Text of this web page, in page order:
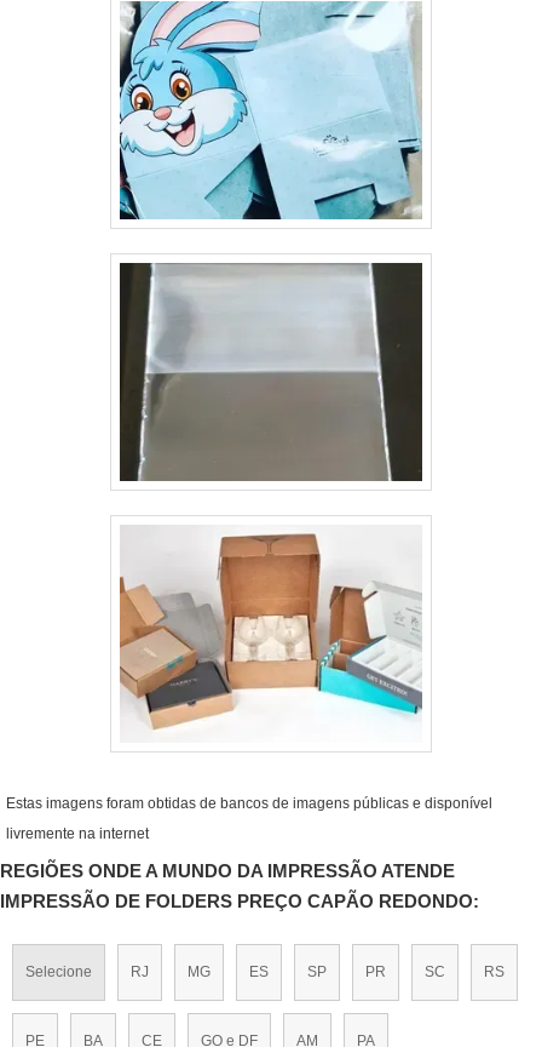
Estas imagens foram obtidas de bancos de imagens públicas e disponível
livremente na internet
REGIÕES ONDE A MUNDO DA IMPRESSÃO ATENDE
IMPRESSÃO DE FOLDERS PREÇO CAPÃO REDONDO:
Selecione RJ MG ES SP PR SC RS
PE BA CE GO e DF AM PA